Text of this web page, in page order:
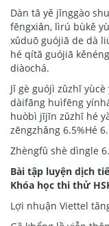
Dàn tā yě jǐnggào
fēngxiǎn, lìrú bùkě
xǔduō guójiā de dà
hé qítā guójiā
diàochá.
Jǐ gè guójì zǔzhī
dàifāng huìfēng
huòbì jījīn zǔzhī hé
zēngzhǎng 6.5%Hé
Zhèngfǔ shè dìngle
Bài tập luyện dịch
Khóa học thi thử
Lợi nhuận Viettel